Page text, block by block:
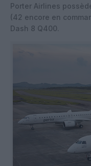
Porter Airlines
(42 encore en
Dash 8 Q400.